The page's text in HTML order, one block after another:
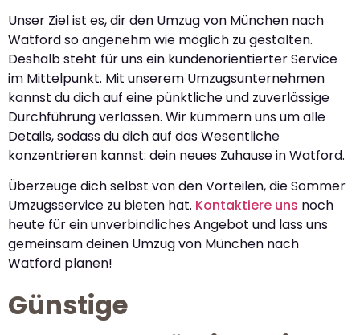
Unser Ziel ist es, dir den Umzug von München nach
Watford so angenehm wie möglich zu gestalten.
Deshalb steht für uns ein kundenorientierter Service
im Mittelpunkt. Mit unserem Umzugsunternehmen
kannst du dich auf eine pünktliche und zuverlässige
Durchführung verlassen. Wir kümmern uns um alle
Details, sodass du dich auf das Wesentliche
konzentrieren kannst: dein neues Zuhause in Watford.
Überzeuge dich selbst von den Vorteilen, die Sommer
Umzugsservice zu bieten hat. Kontaktiere uns noch
heute für ein unverbindliches Angebot und lass uns
gemeinsam deinen Umzug von München nach
Watford planen!
Günstige